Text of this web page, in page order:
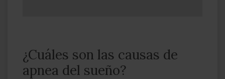
¿Cuáles son las causas de
apnea del sueño?